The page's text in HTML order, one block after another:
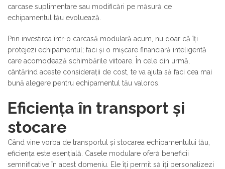
carcase suplimentare sau modificări pe măsură ce
echipamentul tău evoluează.
Prin investirea într-o carcasă modulară acum, nu doar că îți
protejezi echipamentul; faci și o mișcare financiară inteligentă
care acomodează schimbările viitoare. În cele din urmă,
cântărind aceste considerații de cost, te va ajuta să faci cea mai
bună alegere pentru echipamentul tău valoros.
Eficiența în transport și
stocare
Când vine vorba de transportul și stocarea echipamentului tău,
eficiența este esențială. Casele modulare oferă beneficii
semnificative în acest domeniu. Ele îți permit să îți personalizezi